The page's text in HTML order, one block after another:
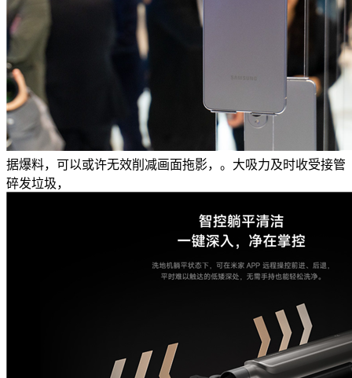
据爆料，可以或许无效削减画面拖影，。大吸力及时收受接管
碎发垃圾，